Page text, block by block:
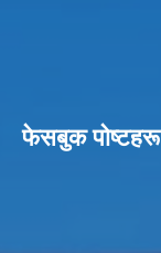
फेसबुक पाेष्टहरू